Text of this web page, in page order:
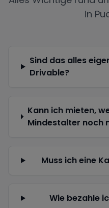
in
Sind das alles
Drivable?
Kann ich mieten,
Mindestalter noch
Muss ich eine
Wie bezahle